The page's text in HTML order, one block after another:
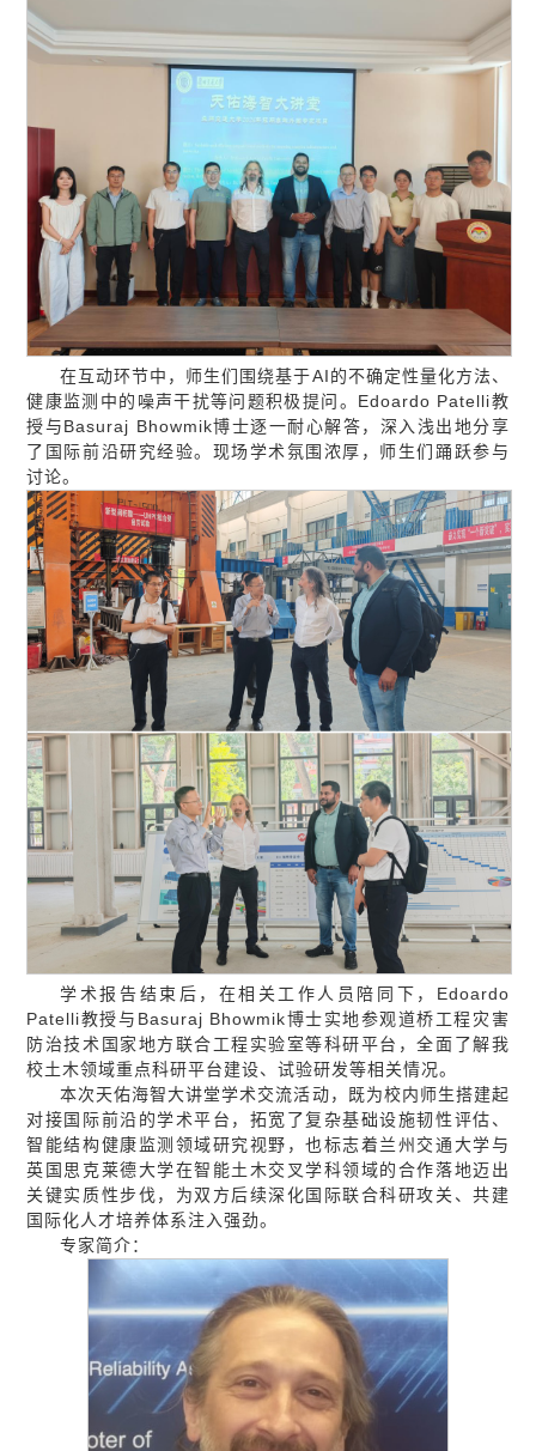
在互动环节中，师生们围绕基于AI的不确定性量化方法、
健康监测中的噪声干扰等问题积极提问。Edoardo Patelli教
授与Basuraj Bhowmik博士逐一耐心解答，深入浅出地分享
了国际前沿研究经验。现场学术氛围浓厚，师生们踊跃参与
讨论。
学术报告结束后，在相关工作人员陪同下，Edoardo
Patelli教授与Basuraj Bhowmik博士实地参观道桥工程灾害
防治技术国家地方联合工程实验室等科研平台，全面了解我
校土木领域重点科研平台建设、试验研发等相关情况。
本次天佑海智大讲堂学术交流活动，既为校内师生搭建起
对接国际前沿的学术平台，拓宽了复杂基础设施韧性评估、
智能结构健康监测领域研究视野，也标志着兰州交通大学与
英国思克莱德大学在智能土木交叉学科领域的合作落地迈出
关键实质性步伐，为双方后续深化国际联合科研攻关、共建
国际化人才培养体系注入强劲。
专家简介：